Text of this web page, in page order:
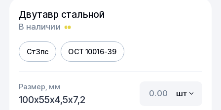
Двутавр стальной
В наличии
Ст3пс ОСТ 10016-39
Размер, мм
100х55х4,5х7,2
шт